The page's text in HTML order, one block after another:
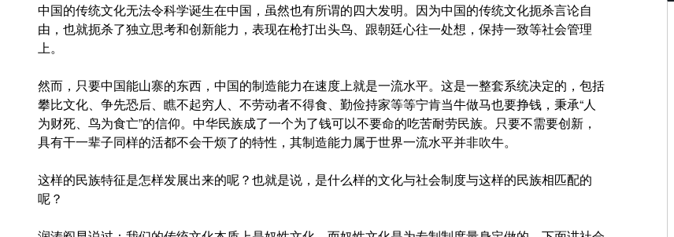
中国的传统文化无法令科学诞生在中国，虽然也有所谓的四大发明。因为中国的传统文化扼杀言论自
由，也就扼杀了独立思考和创新能力，表现在枪打出头鸟、跟朝廷心往一处想，保持一致等社会管理
上。
然而，只要中国能山寨的东西，中国的制造能力在速度上就是一流水平。这是一整套系统决定的，包括
攀比文化、争先恐后、瞧不起穷人、不劳动者不得食、勤俭持家等等宁肯当牛做马也要挣钱，秉承“人
为财死、鸟为食亡”的信仰。中华民族成了一个为了钱可以不要命的吃苦耐劳民族。只要不需要创新，
具有干一辈子同样的活都不会干烦了的特性，其制造能力属于世界一流水平并非吹牛。
这样的民族特征是怎样发展出来的呢？也就是说，是什么样的文化与社会制度与这样的民族相匹配的
呢？